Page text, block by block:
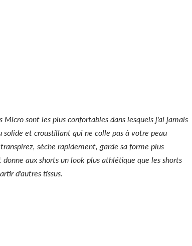
Micro sont les plus confortables dans lesquels j'ai jamais
solide et croustillant qui ne colle pas à votre peau
sèche rapidement, garde sa forme plus
aux shorts un look plus athlétique que les shorts
d'autres tissus.